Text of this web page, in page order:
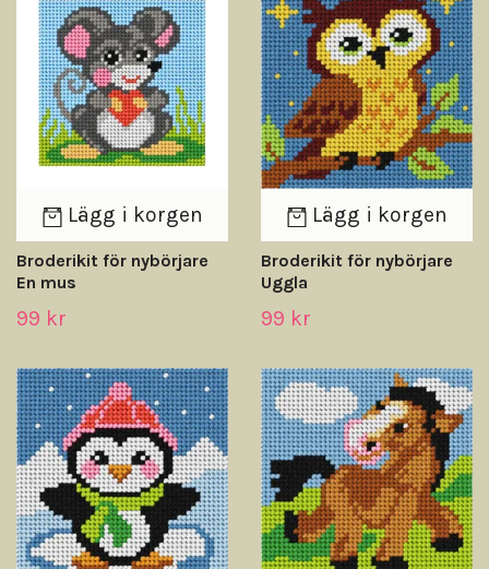
Lägg i korgen
Broderikit för nybörjare
En mus
99 kr
Lägg i korgen
Broderikit för nybörjare
Uggla
99 kr